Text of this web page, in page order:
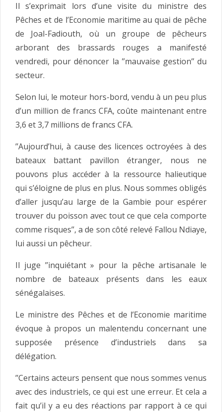
Il s’exprimait lors d’une visite du ministre des
Pêches et de l’Economie maritime au quai de pêche
de Joal-Fadiouth, où un groupe de pêcheurs
arborant des brassards rouges a manifesté
vendredi, pour dénoncer la ’’mauvaise gestion’’ du
secteur.
Selon lui, le moteur hors-bord, vendu à un peu plus
d’un million de francs CFA, coûte maintenant entre
3,6 et 3,7 millions de francs CFA.
’’Aujourd’hui, à cause des licences octroyées à des
bateaux battant pavillon étranger, nous ne
pouvons plus accéder à la ressource halieutique
qui s’éloigne de plus en plus. Nous sommes obligés
d’aller jusqu’au large de la Gambie pour espérer
trouver du poisson avec tout ce que cela comporte
comme risques’’, a de son côté relevé Fallou Ndiaye,
lui aussi un pêcheur.
Il juge ’’inquiétant » pour la pêche artisanale le
nombre de bateaux présents dans les eaux
sénégalaises.
Le ministre des Pêches et de l’Economie maritime
évoque à propos un malentendu concernant une
supposée présence d’industriels dans sa
délégation.
’’Certains acteurs pensent que nous sommes venus
avec des industriels, ce qui est une erreur. Et cela a
fait qu’il y a eu des réactions par rapport à ce qui